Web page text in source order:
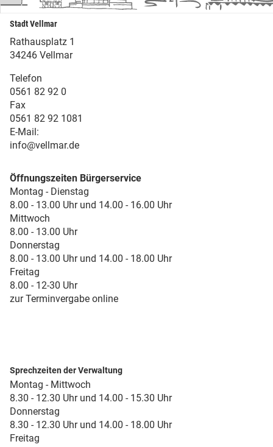
Stadt Vellmar
Rathausplatz 1
34246 Vellmar
Telefon
0561 82 92 0
Fax
0561 82 92 1081
E-Mail:
info@vellmar.de
Öffnungszeiten Bürgerservice
Montag - Dienstag
8.00 - 13.00 Uhr und 14.00 - 16.00 Uhr
Mittwoch
8.00 - 13.00 Uhr
Donnerstag
8.00 - 13.00 Uhr und 14.00 - 18.00 Uhr
Freitag
8.00 - 12-30 Uhr
zur Terminvergabe online
Sprechzeiten der Verwaltung
Montag - Mittwoch
8.30 - 12.30 Uhr und 14.00 - 15.30 Uhr
Donnerstag
8.30 - 12.30 Uhr und 14.00 - 18.00 Uhr
Freitag